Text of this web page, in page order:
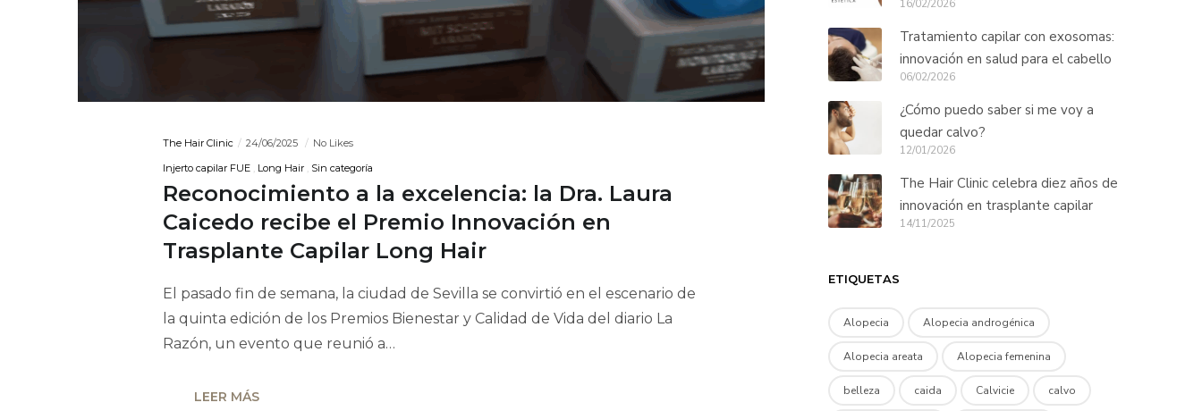
The Hair Clinic 24/06/2025
No Likes
Injerto capilar FUE
Long Hair Sin categoría
Reconocimiento a la excelencia: la Dra. Laura
Caicedo recibe el Premio Innovación en
Trasplante Capilar Long Hair
El pasado fin de semana, la ciudad de Sevilla se convirtió en el escenario de
la quinta edición de los Premios Bienestar y Calidad de Vida del diario La
Razón, un evento que reunió a…
LEER MÁS
SERECAP
16/02/2026
Tratamiento capilar con exosomas:
innovación en salud para el cabello
06/02/2026
¿Cómo puedo saber si me voy a
quedar calvo?
12/01/2026
The Hair Clinic celebra diez años de
innovación en trasplante capilar
14/11/2025
ETIQUETAS
Alopecia Alopecia androgénica
Alopecia areata Alopecia femenina
belleza caida Calvicie calvo